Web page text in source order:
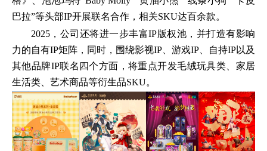
巴拉”等头部IP开展联名合作，相关SKU达百余款。
2025，公司还将进一步丰富IP版权池，并打造有影响
力的自有IP矩阵，同时，围绕影视IP、游戏IP、自持IP以及
其他品牌IP联名四个方面，将重点开发毛绒玩具类、家居
生活类、艺术商品等衍生品SKU。